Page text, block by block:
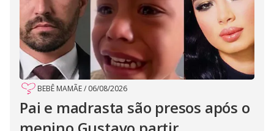
BEBÊ MAMÃE/ 06/08/2026
Pai e madrasta são presos após o